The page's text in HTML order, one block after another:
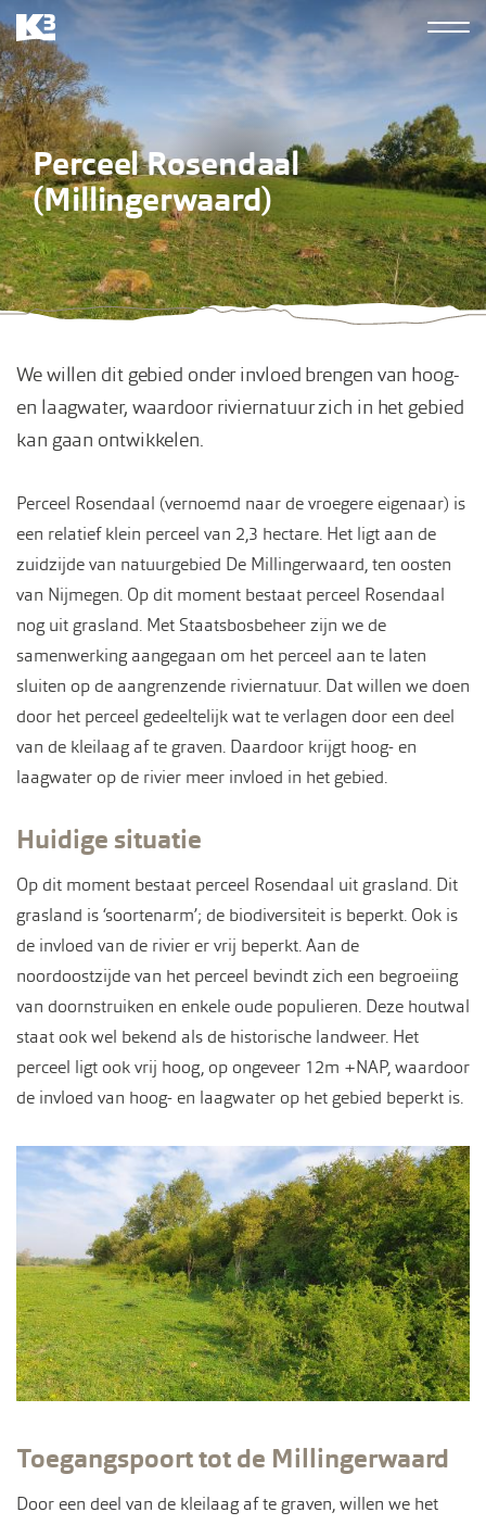
Overslaan
en
naar
de
inhoud
gaan
K3
derde
Perceel Rosendaal
(Millingerwaard)
We willen dit gebied onder invloed brengen van hoog-
en laagwater, waardoor riviernatuur zich in het gebied
kan gaan ontwikkelen.
Perceel Rosendaal (vernoemd naar de vroegere eigenaar) is
een relatief klein perceel van 2,3 hectare. Het ligt aan de
zuidzijde van natuurgebied De Millingerwaard, ten oosten
van Nijmegen. Op dit moment bestaat perceel Rosendaal
nog uit grasland. Met Staatsbosbeheer zijn we de
samenwerking aangegaan om het perceel aan te laten
sluiten op de aangrenzende riviernatuur. Dat willen we doen
door het perceel gedeeltelijk wat te verlagen door een deel
van de kleilaag af te graven. Daardoor krijgt hoog- en
laagwater op de rivier meer invloed in het gebied.
Huidige situatie
Op dit moment bestaat perceel Rosendaal uit grasland. Dit
grasland is ‘soortenarm’; de biodiversiteit is beperkt. Ook is
de invloed van de rivier er vrij beperkt. Aan de
noordoostzijde van het perceel bevindt zich een begroeiing
van doornstruiken en enkele oude populieren. Deze houtwal
staat ook wel bekend als de historische landweer. Het
perceel ligt ook vrij hoog, op ongeveer 12m +NAP, waardoor
de invloed van hoog- en laagwater op het gebied beperkt is.
Toegangspoort tot de Millingerwaard
Door een deel van de kleilaag af te graven, willen we het